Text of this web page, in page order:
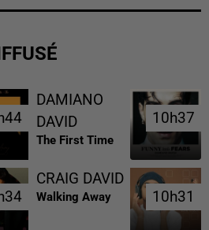
DAMIANO
DAVID
The First Time
10h37
10h37
CRAIG DAVID
Walking Away 10h31
10h31